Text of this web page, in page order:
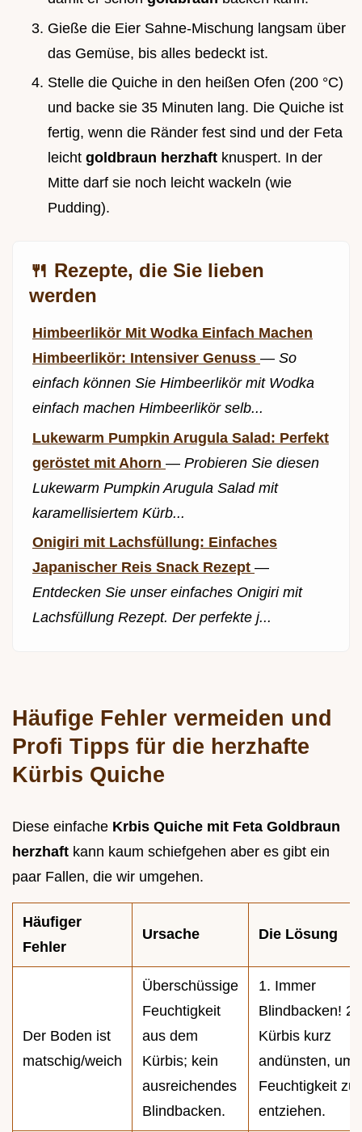
Gieße die Eier Sahne-Mischung langsam über
das Gemüse, bis alles bedeckt ist.
Stelle die Quiche in den heißen Ofen (200 °C)
und backe sie 35 Minuten lang. Die Quiche ist
fertig, wenn die Ränder fest sind und der Feta
leicht goldbraun herzhaft knuspert. In der
Mitte darf sie noch leicht wackeln (wie
Pudding).
🍴 Rezepte, die Sie lieben
werden
Himbeerlikör Mit Wodka Einfach Machen
Himbeerlikör: Intensiver Genuss — So
einfach können Sie Himbeerlikör mit Wodka
einfach machen Himbeerlikör selb...
Lukewarm Pumpkin Arugula Salad: Perfekt
geröstet mit Ahorn — Probieren Sie diesen
Lukewarm Pumpkin Arugula Salad mit
karamellisiertem Kürb...
Onigiri mit Lachsfüllung: Einfaches
Japanischer Reis Snack Rezept —
Entdecken Sie unser einfaches Onigiri mit
Lachsfüllung Rezept. Der perfekte j...
Häufige Fehler vermeiden und
Profi Tipps für die herzhafte
Kürbis Quiche
Diese einfache Krbis Quiche mit Feta Goldbraun
herzhaft kann kaum schiefgehen aber es gibt ein
paar Fallen, die wir umgehen.
Häufiger
Fehler
Ursache Die Lösung
Der Boden ist
matschig/weich
Überschüssige
Feuchtigkeit
aus dem
Kürbis; kein
ausreichendes
Blindbacken.
1. Immer
Blindbacken! 2.
Kürbis kurz
andünsten, um
Feuchtigkeit zu
entziehen.